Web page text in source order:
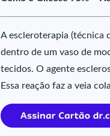
A escleroterapia (técnica
dentro de um vaso de
tecidos. O agente
Essa reação faz a veia